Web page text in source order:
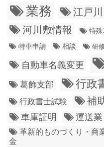
業務 江戸川
河川敷情報
特
特車申請
相談 研
自動車名義変更
葛飾支部 行政
行政書士試験 補
車庫証明 運送業
革新的ものづくり・商
金